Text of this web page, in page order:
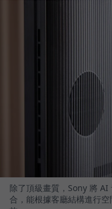
除了頂級畫質，Sony 將
合，能根據客廳結構進行